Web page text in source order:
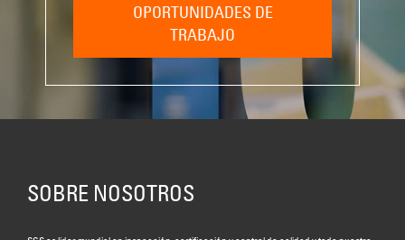
OPORTUNIDADES DE
TRABAJO
SOBRE NOSOTROS